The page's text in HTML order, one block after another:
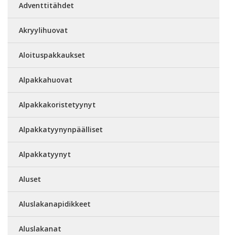
Adventtitähdet
Akryylihuovat
Aloituspakkaukset
Alpakkahuovat
Alpakkakoristetyynyt
Alpakkatyynynpäälliset
Alpakkatyynyt
Aluset
Aluslakanapidikkeet
Aluslakanat